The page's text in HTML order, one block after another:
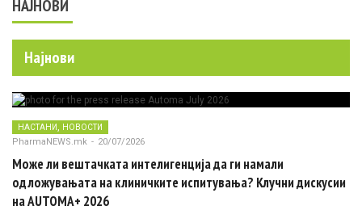
НАЈНОВИ
Најнови
НАСТАНИ НОВОСТИ
PharmaNEWS.mk - 20/07/2026
Може ли вештачката интелигенција да ги намали
одложувањата на клиничките испитувања? Клучни дискусии
на AUTOMA+ 2026